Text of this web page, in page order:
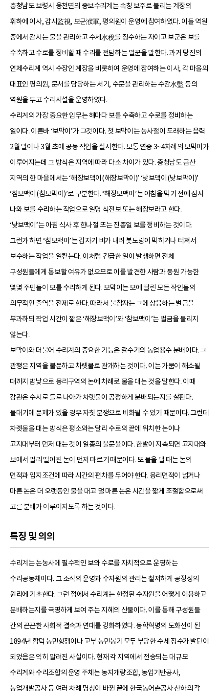
충청남도 보령시 웅천면의 중보수리계는 속칭 보주로 불리는 계장의
휘하에 이사, 감시監視, 보군洑軍, 평의원이 운영에 참여하였다. 이들 역원
중에서 감시는 물을 관리하고 수세水稅를 징수하는 자이고 보군은 보를
수축하고 수로를 정비할 때 수리를 전담하는 일꾼을 말한다. 과거 당진의
연제수리계 역시 수장인 계장을 비롯하여 운영에 참여하는 이사, 각 마을의
대표인 평의원, 문서를 담당하는 서기, 수문을 관리하는 수감水監 등의
역원을 두고 수리시설을 운영하였다.
수리계의 가장 중요한 임무는 해마다 보를 수축하고 수로를 정비하는
일이다. 이른바 ‘보막이’가 그것이다. 첫 보막이는 농사철이 도래하는 음력
2월 말이나 3월 초에 공동 작업을 실시한다. 보통 연중 3~4차례의 보막이가
이루어지는데 그 방식은 지역에 따라 다소 차이가 있다. 충청남도 금산
지역의 한 마을에서는 ‘해장보맥이(해장보막이)’ ‘낮보맥이(낮보막이)’
‘참보맥이(참보막이)’로 구분한다. ‘해장보맥이’는 아침을 먹기 전에 잠시
나와 보를 수리하는 작업으로 일명 식전보 또는 해장보라고 한다.
‘낮보맥이’는 아침 식사 후 한나절 또는 진종일 보를 정비하는 것이다.
그런가 하면 ‘참보맥이’는 갑자기 비가 내려 봇도랑이 막히거나 터져서
보수하는 작업을 일컫는다. 이처럼 긴급한 일이 발생하면 전체
구성원들에게 통보할 여유가 없으므로 이를 발견한 사람과 동원 가능한
몇몇 주민들이 보를 수리하게 된다. 보막이는 보에 딸린 모든 작인들의
의무적인 출역을 전제로 한다. 따라서 불참자는 그에 상응하는 벌금을
부과하되 작업 시간이 짧은 ‘해장보맥이’와 ‘참보맥이’는 벌금을 물리지
않는다.
보막이와 더불어 수리계의 중요한 기능은 갈수기의 농업용수 분배이다. 그
관행은 지역을 불문하고 차롓물로 관개하는 것이다. 이는 가뭄이 해소될
때까지 밤낮으로 몽리구역의 논에 차례로 물을 대는 것을 말한다. 이때
감관은 수시로 들로 나아가 차롓물이 공정하게 분배되는지를 살핀다.
물대기에 문제가 있을 경우 자칫 분쟁으로 비화될 수 있기 때문이다. 그런데
차롓물을 대는 방식은 평소와는 달리 수로의 끝에 위치한 논이나
고지대부터 먼저 대는 것이 일종의 불문율이다. 한발이 지속되면 고지대와
보에서 멀리 떨어진 논이 먼저 마르기 때문이다. 또 물을 댈 때는 논의
면적과 입지조건에 따라 시간의 편차를 두어야 한다. 몽리면적이 넓거나
마른 논은 더 오랫동안 물을 대고 덜 마른 논은 시간을 짧게 조절함으로써
고른 분배가 이루어지도록 하는 것이다.
특징 및 의의
수리계는 논농사에 필수적인 보와 수로를 자치적으로 운영하는
수리공동체이다. 그 조직의 운영과 수자원의 관리는 철저하게 공정성의
원리에 기초한다. 그런 점에서 수리계는 한정된 수자원을 어떻게 이용하고
분배하는지를 극명하게 보여 주는 지혜의 산물이다. 이를 통해 구성원들
간의 끈끈한 사회적 결속과 연대를 강화하였다. 동학혁명의 도화선이 된
1894년 합덕 농민항쟁이나 고부 농민봉기 모두 부당한 수세 징수가 발단이
되었음은 익히 알려진 사실이다. 현재 각 지역에서 전승되는 대규모
수리계와 수리조합의 운영 주체는 농지개량조합, 농업기반공사,
농업개발공사 등 여러 차례 명칭이 바뀐 끝에 한국농어촌공사 산하의 각